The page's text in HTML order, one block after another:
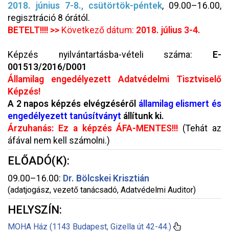
2018. június 7-8., csütörtök-péntek, 09.00–16.00,
regisztráció 8 órától.
BETELT!!!! >> Következő dátum: 2018. július 3-4.
Képzés nyilvántartásba-vételi száma: E-
001513/2016/D001
Államilag engedélyezett Adatvédelmi Tisztviselő
Képzés!
A 2 napos képzés elvégzéséről államilag elismert és
engedélyezett tanúsítványt állítunk ki.
Árzuhanás: Ez a képzés ÁFA-MENTES!!! (Tehát az
áfával nem kell számolni.)
ELŐADÓ(K):
09.00–16.00: Dr. Bölcskei Krisztián
(adatjogász, vezető tanácsadó, Adatvédelmi Auditor)
HELYSZÍN:
MOHA Ház (1143 Budapest, Gizella út 42-44.)